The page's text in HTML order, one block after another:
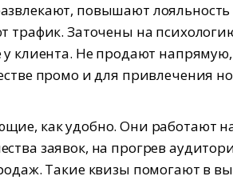
повышают лояльность
трафик. Заточены на
клиента. Не продают
промо и для привлечения
как удобно. Они работают
заявок, на прогрев
Такие квизы помогают в